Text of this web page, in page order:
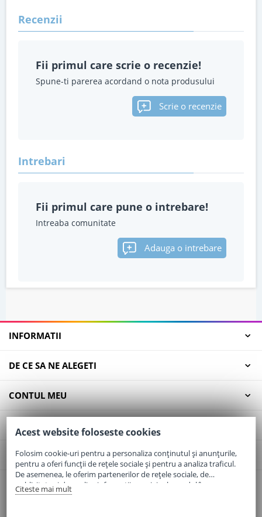
Recenzii
Fii primul care scrie o recenzie!
Spune-ti parerea acordand o nota produsului
Scrie o recenzie
Intrebari
Fii primul care pune o intrebare!
Intreaba comunitate
Adauga o intrebare
INFORMATII
DE CE SA NE ALEGETI
CONTUL MEU
SERVICII CLIENTI
CONTACT
Email:office@elaptepraf.ro
Acest website foloseste cookies
Folosim cookie-uri pentru a personaliza conținutul și anunțurile,
pentru a oferi funcții de rețele sociale și pentru a analiza traficul.
De asemenea, le oferim partenerilor de rețele sociale, de
publicitate și de analize informații cu privire la modul în care
folosiți site-ul nostru. Aceștia le pot combina cu alte informații
Citeste mai mult